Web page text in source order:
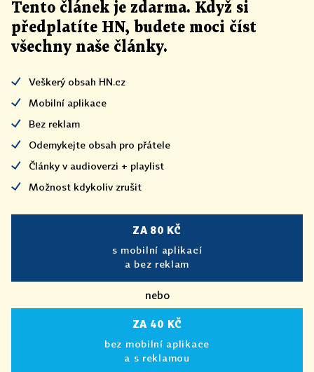
Tento článek je zdarma. Když si
předplatíte HN, budete moci číst
všechny naše články.
Veškerý obsah HN.cz
Mobilní aplikace
Bez reklam
Odemykejte obsah pro přátele
Články v audioverzi + playlist
Možnost kdykoliv zrušit
ZA 80 KČ
s mobilní aplikací
a bez reklam
nebo
ZA 40 KČ
bez mobilní aplikace
a s reklamou